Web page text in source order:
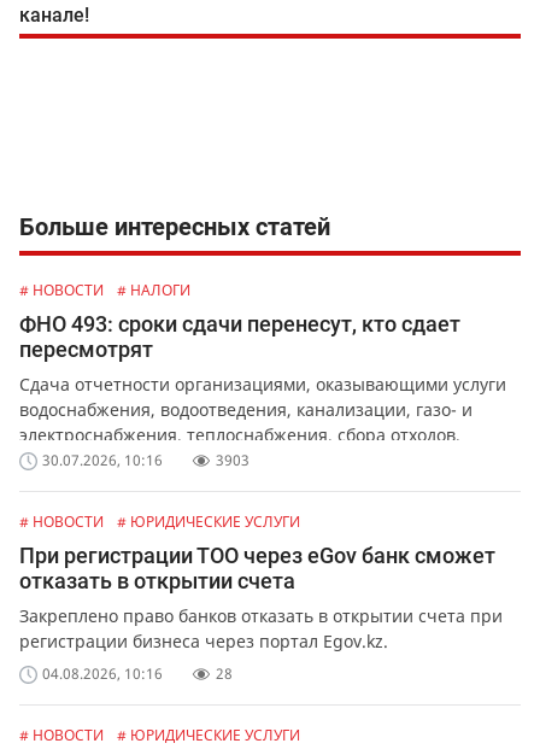
канале!
Больше интересных статей
# НОВОСТИ # НАЛОГИ
ФНО 493: сроки сдачи перенесут, кто сдает
пересмотрят
Сдача отчетности организациями, оказывающими услуги
водоснабжения, водоотведения, канализации, газо- и
электроснабжения, теплоснабжения, сбора отходов,
обслуживания лифтов и перевозок.
30.07.2026, 10:16 3903
# НОВОСТИ # ЮРИДИЧЕСКИЕ УСЛУГИ
При регистрации ТОО через eGov банк сможет
отказать в открытии счета
Закреплено право банков отказать в открытии счета при
регистрации бизнеса через портал Egov.kz.
04.08.2026, 10:16 28
# НОВОСТИ # ЮРИДИЧЕСКИЕ УСЛУГИ